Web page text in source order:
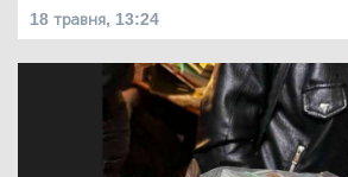
18 травня, 13:24